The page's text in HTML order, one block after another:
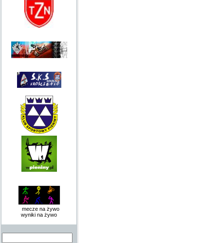
mecze na żywo
wyniki na żywo